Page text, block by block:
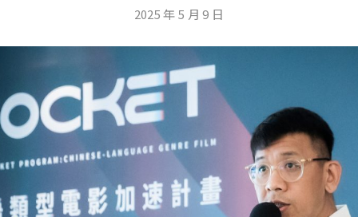
2025 年 5 月 9 日